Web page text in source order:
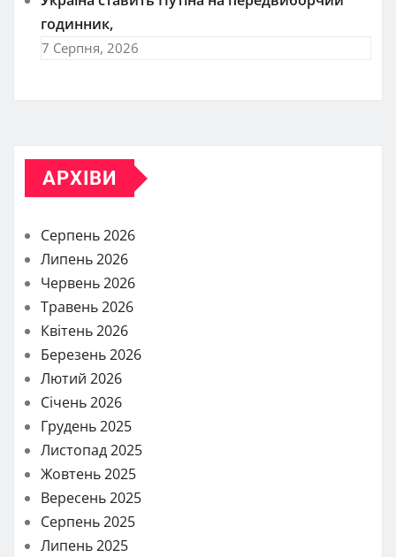
годинник,
7 Серпня, 2026
АРХІВИ
Серпень 2026
Липень 2026
Червень 2026
Травень 2026
Квітень 2026
Березень 2026
Лютий 2026
Січень 2026
Грудень 2025
Листопад 2025
Жовтень 2025
Вересень 2025
Серпень 2025
Липень 2025